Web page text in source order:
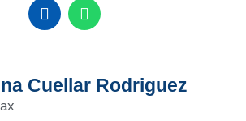
Cuellar Rodriguez